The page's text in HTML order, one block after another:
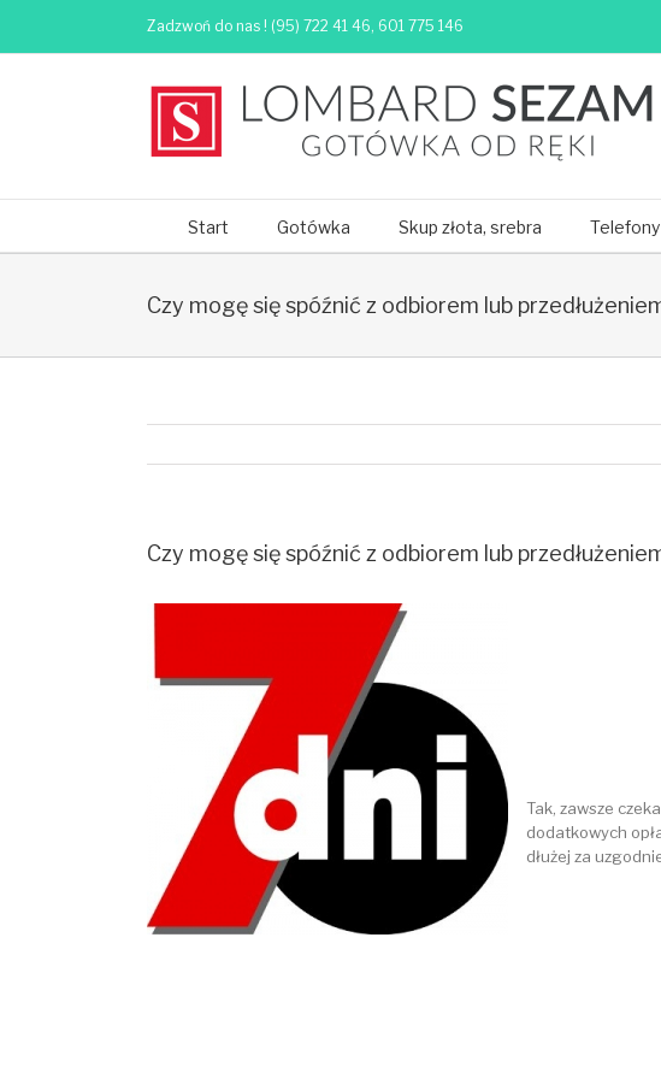
Zadzwoń do nas ! (95) 722 41 46, 601 775 146
Start Gotówka Skup złota, srebra Telefony
Czy mogę się spóźnić z odbiorem lub
Czy mogę się spóźnić z odbiorem lub
Tak, zawsze
dodatkowych
dłużej za